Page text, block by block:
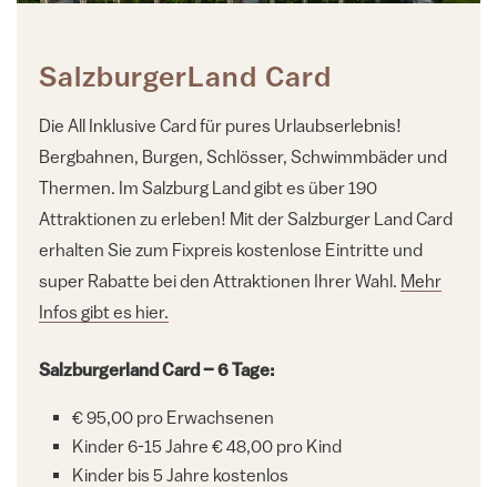
SalzburgerLand Card
Die All Inklusive Card für pures Urlaubserlebnis!
Bergbahnen, Burgen, Schlösser, Schwimmbäder und
Thermen. Im Salzburg Land gibt es über 190
Attraktionen zu erleben! Mit der Salzburger Land Card
erhalten Sie zum Fixpreis kostenlose Eintritte und
super Rabatte bei den Attraktionen Ihrer Wahl. Mehr
Infos gibt es hier.
Salzburgerland Card – 6 Tage:
€ 95,00 pro Erwachsenen
Kinder 6-15 Jahre € 48,00 pro Kind
Kinder bis 5 Jahre kostenlos